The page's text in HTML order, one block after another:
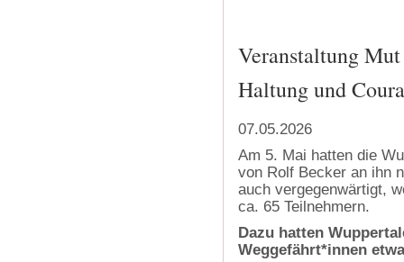
Veranstaltung
Haltung und
07.05.2026
Am 5. Mai hatten die
von Rolf Becker an ihn
auch vergegenwärtigt,
ca. 65 Teilnehmern.
Dazu hatten
Weggefährt*innen